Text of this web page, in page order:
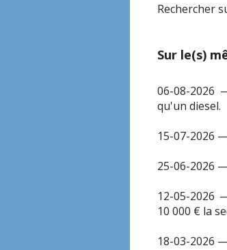
Rechercher
Sur le(s)
06-08-2026
qu'un diesel.
15-07-2026
25-06-2026
12-05-2026
10 000 € la
18-03-2026